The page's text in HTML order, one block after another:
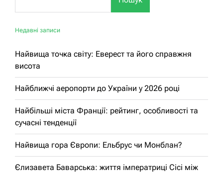
Недавні записи
Найвища точка світу: Еверест та його справжня
висота
Найближчі аеропорти до України у 2026 році
Найбільші міста Франції: рейтинг, особливості та
сучасні тенденції
Найвища гора Європи: Ельбрус чи Монблан?
Єлизавета Баварська: життя імператриці Сісі між